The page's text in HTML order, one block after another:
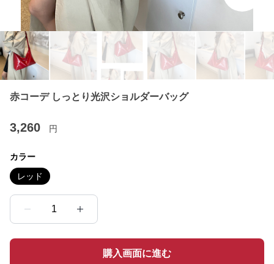
赤コーデ しっとり光沢ショルダーバッグ
3,260 円
カラー
レッド
1
購入画面に進む